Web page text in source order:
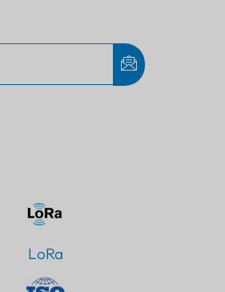
LoRa